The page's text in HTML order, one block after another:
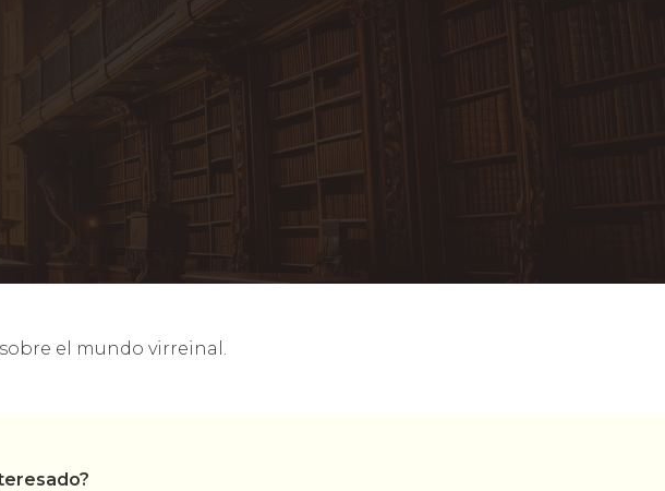
el mundo virreinal.